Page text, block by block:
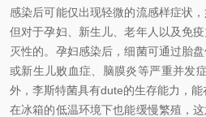
感染后可能仅出现轻微的流感样症状
但对于孕妇、新生儿、老年人以及免
灭性的。孕妇感染后，细菌可通过胎
或新生儿败血症、脑膜炎等严重并发
外，李斯特菌具有dute的生存能力，
在冰箱的低温环境下也能缓慢繁殖，